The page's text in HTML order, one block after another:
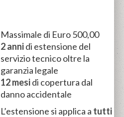
Massimale di Euro 500,00
2 annidi estensione del
servizio tecnico oltre la
garanzia legale
12 mesidi copertura dal
danno accidentale
L’estensione si applica a tutti